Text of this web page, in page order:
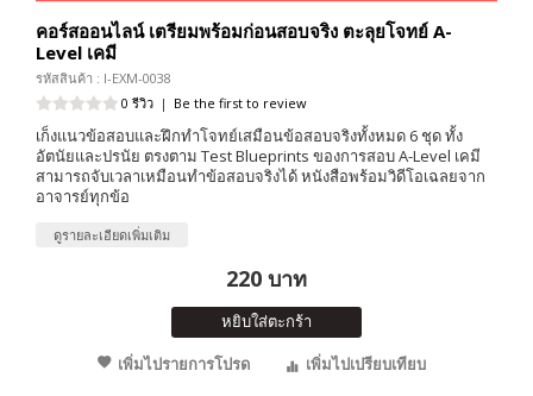
คอร์สออนไลน์ เตรียมพร้อมก่อนสอบจริง ตะลุยโจทย์ A-
Level เคมี
รหัสสินค้า : I-EXM-0038
0 รีวิว | Be the first to review
เก็งแนวข้อสอบและฝึกทำโจทย์เสมือนข้อสอบจริงทั้งหมด 6 ชุด ทั้ง
อัตนัยและปรนัย ตรงตาม Test Blueprints ของการสอบ A-Level เคมี
สามารถจับเวลาเหมือนทำข้อสอบจริงได้ หนังสือพร้อมวิดีโอเฉลยจาก
อาจารย์ทุกข้อ
ดูรายละเอียดเพิ่มเติม
220 บาท
หยิบใส่ตะกร้า
เพิ่มไปรายการโปรด
เพิ่มไปเปรียบเทียบ